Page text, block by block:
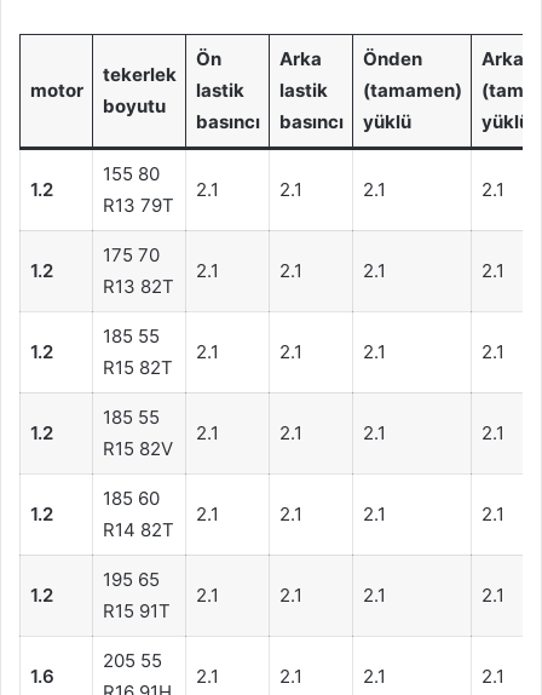
motor
tekerlek
boyutu
Ön
lastik
basıncı
Arka
lastik
basıncı
Önden
(tamamen)
yüklü
Arka
yüklü
1.2
155 80
R13 79T
2.1 2.1 2.1 2.1
1.2
175 70
R13 82T
2.1 2.1 2.1 2.1
1.2
185 55
R15 82T
2.1 2.1 2.1 2.1
1.2
185 55
R15 82V
2.1 2.1 2.1 2.1
1.2
185 60
R14 82T
2.1 2.1 2.1 2.1
1.2
195 65
R15 91T
2.1 2.1 2.1 2.1
1.6
205 55
2.1 2.1 2.1 2.1